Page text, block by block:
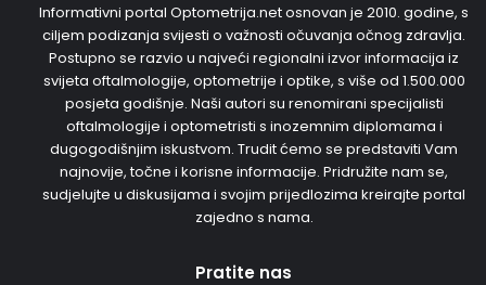
Informativni portal Optometrija.net osnovan je 2010. godine, s
ciljem podizanja svijesti o važnosti očuvanja očnog zdravlja.
Postupno se razvio u najveći regionalni izvor informacija iz
svijeta oftalmologije, optometrije i optike, s više od 1.500.000
posjeta godišnje. Naši autori su renomirani specijalisti
oftalmologije i optometristi s inozemnim diplomama i
dugogodišnjim iskustvom. Trudit ćemo se predstaviti Vam
najnovije, točne i korisne informacije. Pridružite nam se,
sudjelujte u diskusijama i svojim prijedlozima kreirajte portal
zajedno s nama.
Pratite nas